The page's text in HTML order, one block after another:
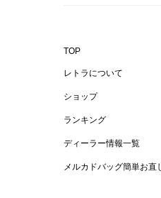
TOP
レトラについて
ショップ
ランキング
ディーラー情報一覧
メルカドバッグ簡単お直